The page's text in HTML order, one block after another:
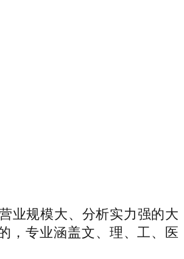
业规模大、分析实力强的大
，专业涵盖文、理、工、医